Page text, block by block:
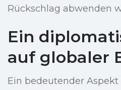
Rückschlag abwenden
Ein
auf globaler
Ein bedeutender Aspekt